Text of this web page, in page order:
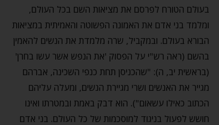
בעולם הטורח לפרסם את מציאות השם בכל העולם,
ומלמד בני אדם את האמונה הפשוטה והאמיתית במציאות
הבורא בעולם. ובמקביל, שרה מלמדת את הנשים להאמין
בהשם (ראה רש"י על הפסוק 'את הנפש אשר עשו בחרן'
(בראשית יב, ה): "שהכניסן תחת כנפי השכינה, אברהם
מגייר את האנשים ושרי מגיירת הנשים, ומעלה עליהם
הכתוב כאילו עשאום"). הוא דבק באמת ובמטרתו ואינו
חושש לפעול בניגוד למוסכמות של כל העולם. בני אדם